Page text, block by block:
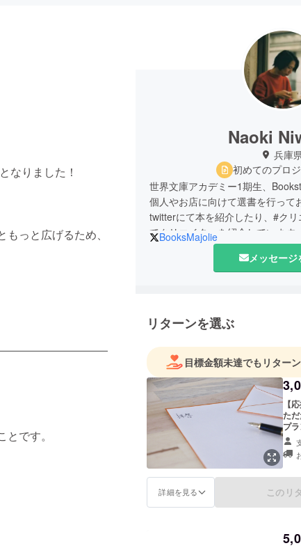
となりました！
っと広げるため、
です。
Naoki
兵庫
初めてのプロ
世界文庫アカデミー1期生、
個人やお店に向けて選書を行って
twitterにて本を紹介したり、#ク
てクリエイターを紹介しています。
BooksMajolie
メッセージ
リターンを選ぶ
目標金額未達でもリター
【
た
プ
謝
お
詳細を見る このリ